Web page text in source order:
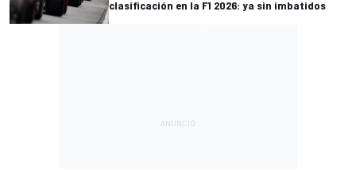
clasificación en la F1 2026: ya sin imbatidos